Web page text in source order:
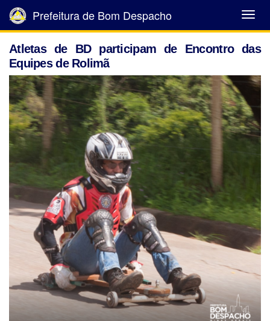
Abrir
Menu
Prefeitura de Bom Despacho
Atletas de BD participam de Encontro das
Equipes de Rolimã